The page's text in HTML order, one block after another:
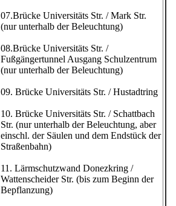
07.Brücke Universitäts Str. / Mark Str.
(nur unterhalb der Beleuchtung)
08.Brücke Universitäts Str. /
Fußgängertunnel Ausgang Schulzentrum
(nur unterhalb der Beleuchtung)
09. Brücke Universitäts Str. / Hustadtring
10. Brücke Universitäts Str. / Schattbach
Str. (nur unterhalb der Beleuchtung, aber
einschl. der Säulen und dem Endstück der
Straßenbahn)
11. Lärmschutzwand Donezkring /
Wattenscheider Str. (bis zum Beginn der
Bepflanzung)